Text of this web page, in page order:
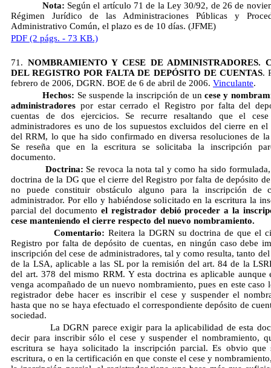
Nota: Según el artículo 71 de la Ley 30/92, de 26 de
Régimen Jurídico de las Administraciones Públicas y
Administrativo Común, el plazo es de 10 días. (JFME)
PDF (2 págs. - 73 KB.)
71. NOMBRAMIENTO Y CESE DE ADMINISTRADORES.
DEL REGISTRO POR FALTA DE DEPÓSITO DE CUENTAS.
febrero de 2006, DGRN. BOE de 6 de abril de 2006. Vinculante.
Hechos: Se suspende la inscripción de un cese y
administradores por estar cerrado el Registro por falta del
cuentas de dos ejercicios. Se recurre resaltando que el
administradores es uno de los supuestos excluidos del cierre en
del RRM, lo que ha sido confirmado en diversa resoluciones de
Se reseña que en la escritura se solicitaba la inscripción
documento.
Doctrina: Se revoca la nota tal y como ha sido formulada,
doctrina de la DG que el cierre del Registro por falta de depósito de
no puede constituir obstáculo alguno para la inscripción de
administrador. Por ello y habiéndose solicitado en la escritura la
parcial del documento el registrador debió proceder a la
cese manteniendo el cierre respecto del nuevo nombramiento.
Comentario: Reitera la DGRN su doctrina de que el
Registro por falta de depósito de cuentas, en ningún caso debe
inscripción del cese de administradores, tal y como resulta, tanto
de la LSA, aplicable a las SL por la remisión del art. 84 de la
del art. 378 del mismo RRM. Y esta doctrina es aplicable aunque
venga acompañado de un nuevo nombramiento, pues en este caso
registrador debe hacer es inscribir el cese y suspender el
hasta que no se haya efectuado el correspondiente depósito de
sociedad.
La DGRN parece exigir para la aplicabilidad de esta
decir para inscribir sólo el cese y suspender el nombramiento,
escritura se haya solicitado la inscripción parcial. Es obvio
escritura, o en la certificación en que conste el cese y